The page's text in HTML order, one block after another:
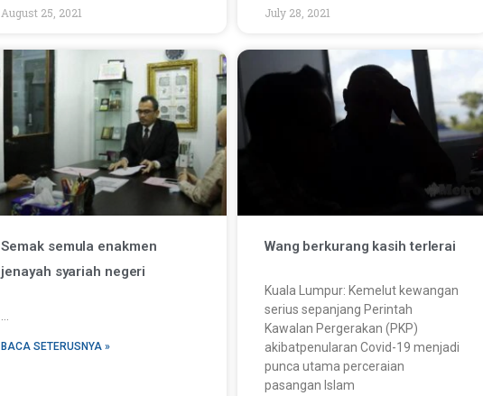
August 25, 2021 July 28, 2021
Semak semula enakmen
jenayah syariah negeri
BACA SETERUSNYA »
Wang berkurang kasih terlerai
Kuala Lumpur: Kemelut kewangan
serius sepanjang Perintah
Kawalan Pergerakan (PKP)
akibatpenularan Covid-19 menjadi
punca utama perceraian
pasangan Islam